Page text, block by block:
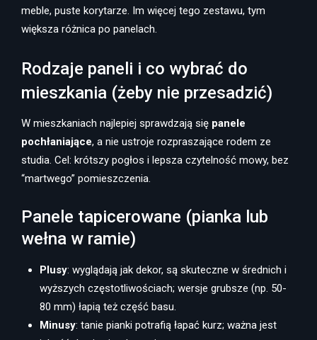
meble, puste korytarze. Im więcej tego zestawu, tym
większa różnica po panelach.
Rodzaje paneli i co wybrać do
mieszkania (żeby nie przesadzić)
W mieszkaniach najlepiej sprawdzają się panele
pochłaniające, a nie ustroje rozpraszające rodem ze
studia. Cel: krótszy pogłos i lepsza czytelność mowy, bez
“martwego” pomieszczenia.
Panele tapicerowane (pianka lub
wełna w ramie)
Plusy: wyglądają jak dekor, są skuteczne w średnich i
wyższych częstotliwościach; wersje grubsze (np. 50-
80 mm) łapią też część basu.
Minusy: tanie pianki potrafią łapać kurz; ważna jest